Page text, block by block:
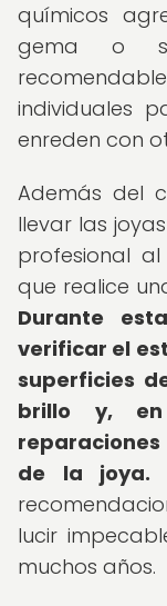
químicos
gema o
individuales
enreden con
Además del
llevar las
profesional
que realice
Durante
verificar el
superficies
brillo y, en
de la joya.
lucir
muchos años.